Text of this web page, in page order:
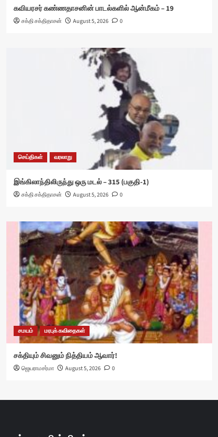
கவியரசர் கண்ணதாசனின் பாடல்களில் ஆன்மீகம் – 19
சக்தி சக்திதாசன் August 5, 2026 0
செய்திகள் வரலாறு
இங்கிலாந்திலிருந்து ஒரு மடல் – 315 (பகுதி-1)
சக்தி சக்திதாசன் August 5, 2026 0
சமயம் மரபுக் கவிதைகள்
சக்தியும் சிவனும் நித்தியம் ஆவார்!
ஜெயராமசர்மா August 5, 2026 0